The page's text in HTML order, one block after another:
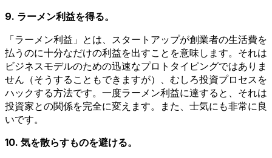
9. ラーメン利益を得る。
「ラーメン利益」とは、スタートアップが創業者の生活費を
払うのに十分なだけの利益を出すことを意味します。それは
ビジネスモデルのための迅速なプロトタイピングではありま
せん（そうすることもできますが）、むしろ投資プロセスを
ハックする方法です。一度ラーメン利益に達すると、それは
投資家との関係を完全に変えます。また、士気にも非常に良
いです。
10. 気を散らすものを避ける。